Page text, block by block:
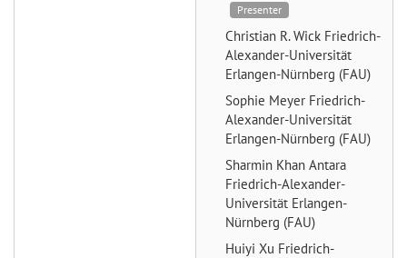
Presenter
Christian R. Wick Friedrich-
Alexander-Universität
Erlangen-Nürnberg (FAU)
Sophie Meyer Friedrich-
Alexander-Universität
Erlangen-Nürnberg (FAU)
Sharmin Khan Antara
Friedrich-Alexander-
Universität Erlangen-
Nürnberg (FAU)
Huiyi Xu Friedrich-